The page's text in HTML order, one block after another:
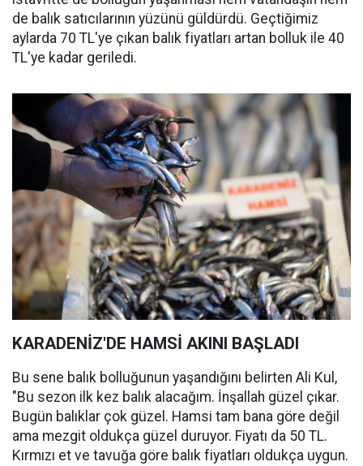
de balık satıcılarının yüzünü güldürdü. Geçtiğimiz
aylarda 70 TL'ye çıkan balık fiyatları artan bolluk ile 40
TL'ye kadar geriledi.
KARADENİZ'DE HAMSİ AKINI BAŞLADI
Bu sene balık bolluğunun yaşandığını belirten Ali Kul,
"Bu sezon ilk kez balık alacağım. İnşallah güzel çıkar.
Bugün balıklar çok güzel. Hamsi tam bana göre değil
ama mezgit oldukça güzel duruyor. Fiyatı da 50 TL.
Kırmızı et ve tavuğa göre balık fiyatları oldukça uygun.